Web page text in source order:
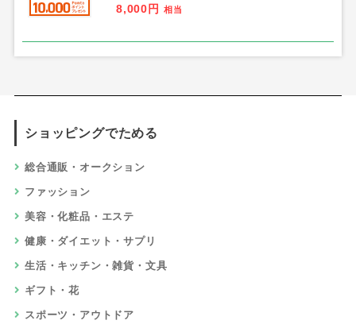
8,000円
相当
ショッピングでためる
総合通販・オークション
ファッション
美容・化粧品・エステ
健康・ダイエット・サプリ
生活・キッチン・雑貨・文具
ギフト・花
スポーツ・アウトドア